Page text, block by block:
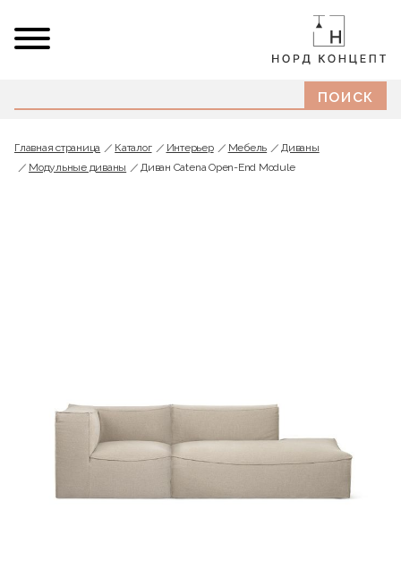
Главная страница Каталог Интерьер Мебель
Диваны
Модульные диваны
Диван Catena Open-End Module